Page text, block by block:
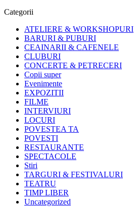
Categorii
ATELIERE & WORKSHOPURI
BARURI & PUBURI
CEAINARII & CAFENELE
CLUBURI
CONCERTE & PETRECERI
Copii super
Evenimente
EXPOZITII
FILME
INTERVIURI
LOCURI
POVESTEA TA
POVESTI
RESTAURANTE
SPECTACOLE
Stiri
TARGURI & FESTIVALURI
TEATRU
TIMP LIBER
Uncategorized